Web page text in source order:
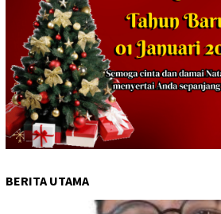
BERITA UTAMA